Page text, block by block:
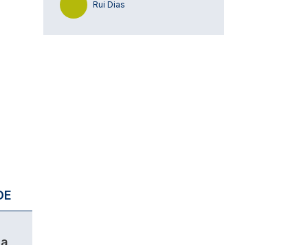
Rui Dias